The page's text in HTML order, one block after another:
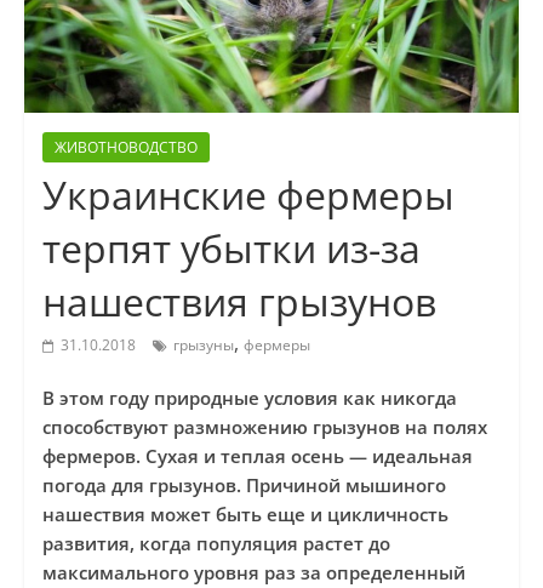
ЖИВОТНОВОДСТВО
Украинские фермеры
терпят убытки из-за
нашествия грызунов
31.10.2018 грызуны, фермеры
В этом году природные условия как никогда
способствуют размножению грызунов на полях
фермеров. Сухая и теплая осень — идеальная
погода для грызунов. Причиной мышиного
нашествия может быть еще и цикличность
развития, когда популяция растет до
максимального уровня раз за определенный